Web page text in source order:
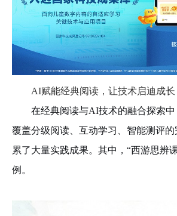
AI赋能经典阅读，让技术启迪成长
在经典阅读与AI技术的融合探索
覆盖分级阅读、互动学习、智能测评
累了大量实践成果。其中，“西游思辨
例。